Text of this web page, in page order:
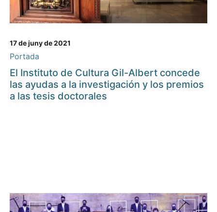
17 de juny de 2021
Portada
El Instituto de Cultura Gil-Albert concede
las ayudas a la investigación y los premios
a las tesis doctorales